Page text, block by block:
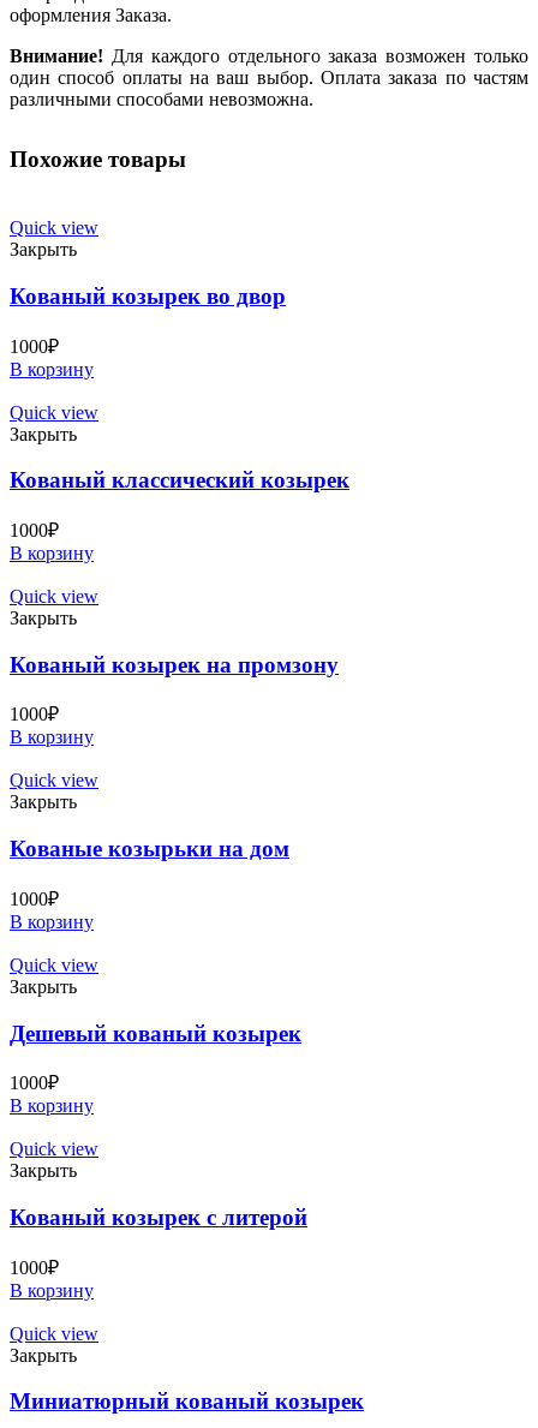
оформления Заказа.
Внимание! Для каждого отдельного заказа возможен только
один способ оплаты на ваш выбор. Оплата заказа по частям
различными способами невозможна.
Похожие товары
Quick view
Закрыть
Кованый козырек во двор
1000₽
В корзину
Quick view
Закрыть
Кованый классический козырек
1000₽
В корзину
Quick view
Закрыть
Кованый козырек на промзону
1000₽
В корзину
Quick view
Закрыть
Кованые козырьки на дом
1000₽
В корзину
Quick view
Закрыть
Дешевый кованый козырек
1000₽
В корзину
Quick view
Закрыть
Кованый козырек с литерой
1000₽
В корзину
Quick view
Закрыть
Миниатюрный кованый козырек